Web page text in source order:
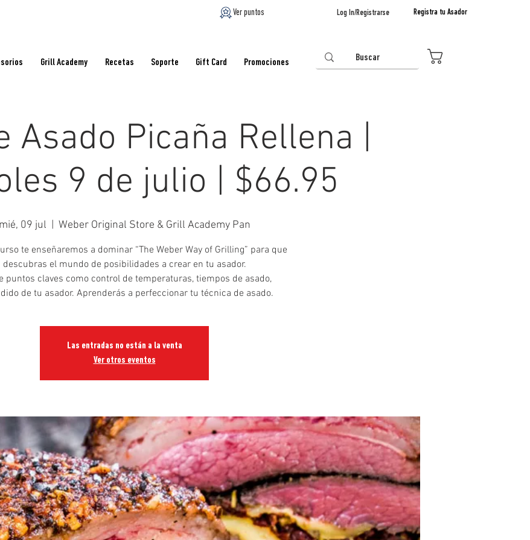
Ver puntos Registra tu Asador
Log In/Registrarse
Grill Academy Recetas Soporte Gift Card Promociones
Asado Picaña Rellena |
9 de julio | $66.95
mié, 09 jul Weber Original Store & Grill Academy Pan
te enseñaremos a dominar “The Weber Way of Grilling” para que
descubras el mundo de posibilidades a crear en tu asador.
puntos claves como control de temperaturas, tiempos de asado,
de tu asador. Aprenderás a perfeccionar tu técnica de asado.
Las entradas no están a la venta
Ver otros eventos